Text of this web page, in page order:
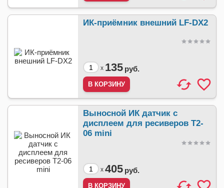
ИК-приёмник внешний LF-DX2
x 135 руб.
Выносной ИК датчик с
дисплеем для ресиверов T2-
06 mini
x 405 руб.